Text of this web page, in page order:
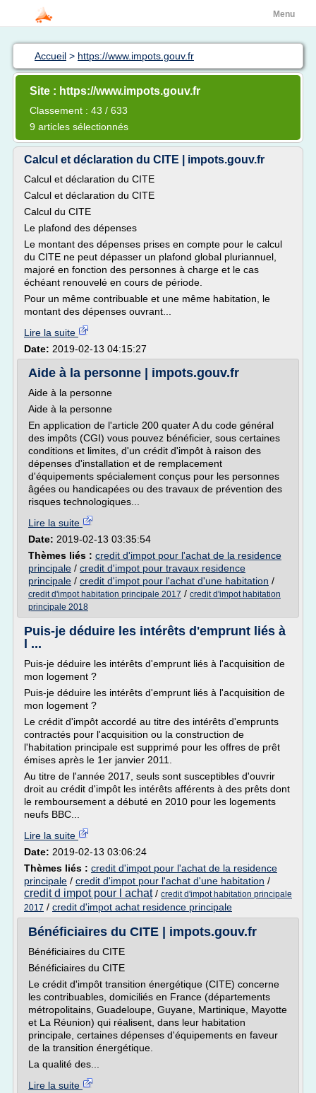
Menu
Accueil > https://www.impots.gouv.fr
Site : https://www.impots.gouv.fr
Classement : 43 / 633
9 articles sélectionnés
Calcul et déclaration du CITE | impots.gouv.fr
Calcul et déclaration du CITE
Calcul et déclaration du CITE
Calcul du CITE
Le plafond des dépenses
Le montant des dépenses prises en compte pour le calcul
du CITE ne peut dépasser un plafond global pluriannuel,
majoré en fonction des personnes à charge et le cas
échéant renouvelé en cours de période.
Pour un même contribuable et une même habitation, le
montant des dépenses ouvrant...
Lire la suite
Date: 2019-02-13 04:15:27
Aide à la personne | impots.gouv.fr
Aide à la personne
Aide à la personne
En application de l'article 200 quater A du code général
des impôts (CGI) vous pouvez bénéficier, sous certaines
conditions et limites, d'un crédit d'impôt à raison des
dépenses d'installation et de remplacement
d'équipements spécialement conçus pour les personnes
âgées ou handicapées ou des travaux de prévention des
risques technologiques...
Lire la suite
Date: 2019-02-13 03:35:54
Thèmes liés : credit d'impot pour l'achat de la residence
principale / credit d'impot pour travaux residence
principale / credit d'impot pour l'achat d'une habitation /
credit d'impot habitation principale 2017 / credit d'impot habitation
principale 2018
Puis-je déduire les intérêts d'emprunt liés à
l ...
Puis-je déduire les intérêts d'emprunt liés à l'acquisition de
mon logement ?
Puis-je déduire les intérêts d'emprunt liés à l'acquisition de
mon logement ?
Le crédit d'impôt accordé au titre des intérêts d'emprunts
contractés pour l'acquisition ou la construction de
l'habitation principale est supprimé pour les offres de prêt
émises après le 1er janvier 2011.
Au titre de l'année 2017, seuls sont susceptibles d'ouvrir
droit au crédit d'impôt les intérêts afférents à des prêts dont
le remboursement a débuté en 2010 pour les logements
neufs BBC...
Lire la suite
Date: 2019-02-13 03:06:24
Thèmes liés : credit d'impot pour l'achat de la residence
principale / credit d'impot pour l'achat d'une habitation /
credit d impot pour l achat/ credit d'impot habitation principale
2017 / credit d'impot achat residence principale
Bénéficiaires du CITE | impots.gouv.fr
Bénéficiaires du CITE
Bénéficiaires du CITE
Le crédit d'impôt transition énergétique (CITE) concerne
les contribuables, domiciliés en France (départements
métropolitains, Guadeloupe, Guyane, Martinique, Mayotte
et La Réunion) qui réalisent, dans leur habitation
principale, certaines dépenses d'équipements en faveur
de la transition énergétique.
La qualité des...
Lire la suite